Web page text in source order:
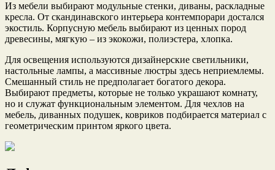
Из мебели выбирают модульные стенки, диваны, раскладные
кресла. От скандинавского интерьера контемпорари достался
экостиль. Корпусную мебель выбирают из ценных пород
древесины, мягкую – из экокожи, полиэстера, хлопка.
Для освещения используются дизайнерские светильники,
настольные лампы, а массивные люстры здесь неприемлемы.
Смешанный стиль не предполагает богатого декора.
Выбирают предметы, которые не только украшают комнату,
но и служат функциональным элементом. Для чехлов на
мебель, диванных подушек, ковриков подбирается материал с
геометрическим принтом яркого цвета.